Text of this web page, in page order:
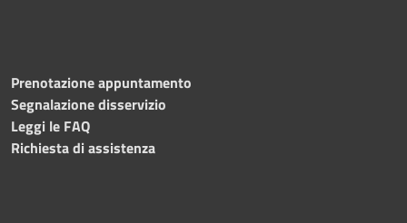
Prenotazione appuntamento
Segnalazione disservizio
Leggi le FAQ
Richiesta di assistenza